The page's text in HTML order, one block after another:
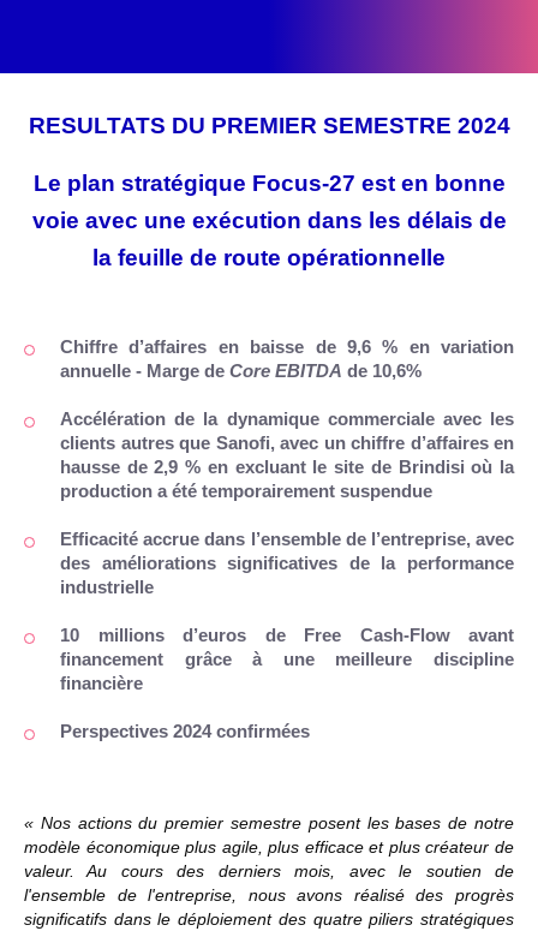
RESULTATS DU PREMIER SEMESTRE 2024
Le plan stratégique Focus-27 est en bonne
voie avec une exécution dans les délais de
la feuille de route opérationnelle
Chiffre d’affaires en baisse de 9,6 % en variation
annuelle - Marge de Core EBITDA de 10,6%
Accélération de la dynamique commerciale avec les
clients autres que Sanofi, avec un chiffre d’affaires en
hausse de 2,9 % en excluant le site de Brindisi où la
production a été temporairement suspendue
Efficacité accrue dans l’ensemble de l’entreprise, avec
des améliorations significatives de la performance
industrielle
10 millions d’euros de Free Cash-Flow avant
financement grâce à une meilleure discipline
financière
Perspectives 2024 confirmées
« Nos actions du premier semestre posent les bases de notre
modèle économique plus agile, plus efficace et plus créateur de
valeur. Au cours des derniers mois, avec le soutien de
l'ensemble de l'entreprise, nous avons réalisé des progrès
significatifs dans le déploiement des quatre piliers stratégiques